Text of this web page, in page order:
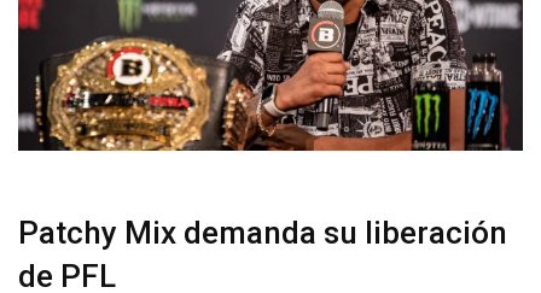
Patchy Mix demanda su liberación
de PFL